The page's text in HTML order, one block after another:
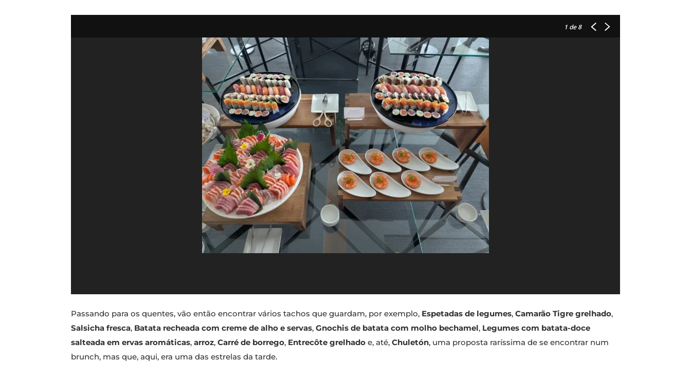
1 de 8
Passando para os quentes, vão então encontrar vários tachos que guardam, por exemplo, Espetadas de legumes, Camarão Tigre grelhado,
Salsicha fresca, Batata recheada com creme de alho e servas, Gnochis de batata com molho bechamel, Legumes com batata-doce
salteada em ervas aromáticas, arroz, Carré de borrego, Entrecôte grelhado e, até, Chuletón, uma proposta raríssima de se encontrar num
brunch, mas que, aqui, era uma das estrelas da tarde.